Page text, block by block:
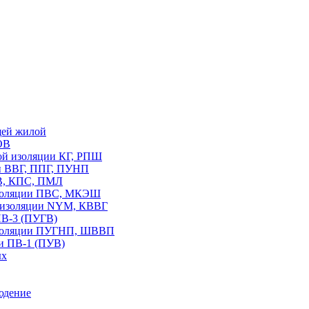
жилой
изоляции КГ, РПШ
ВВГ, ППГ, ПУНП
КПС, ПМЛ
ПВС, МКЭШ
NYM, КВВГ
3 (ПУГВ)
ПУГНП, ШВВП
ПВ-1 (ПУВ)